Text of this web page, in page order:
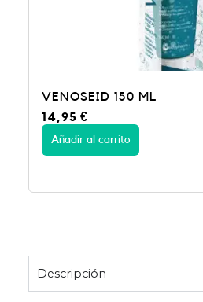
VENOSEID 150 ML
14,95€
Añadir al carrito
Descripción